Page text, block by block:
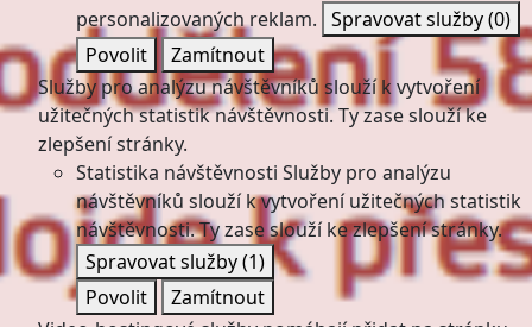
personalizovaných reklam. Spravovat služby(0)
Povolit
Zamítnout
Služby pro analýzu návštěvníků slouží k vytvoření
užitečných statistik návštěvnosti. Ty zase slouží ke
zlepšení stránky.
Statistika návštěvnosti Služby pro analýzu
návštěvníků slouží k vytvoření užitečných statistik
návštěvnosti. Ty zase slouží ke zlepšení stránky.
Spravovat služby(1)
Povolit
Zamítnout